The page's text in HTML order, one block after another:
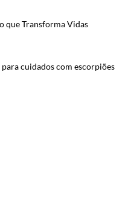
que Transforma Vidas
cuidados com escorpiões